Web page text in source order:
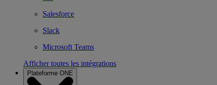
Salesforce
Slack
Microsoft Teams
Afficher toutes les intégrations
Plateforme ONE